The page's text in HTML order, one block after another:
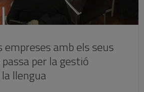
empreses amb els seus
per la gestió
llengua